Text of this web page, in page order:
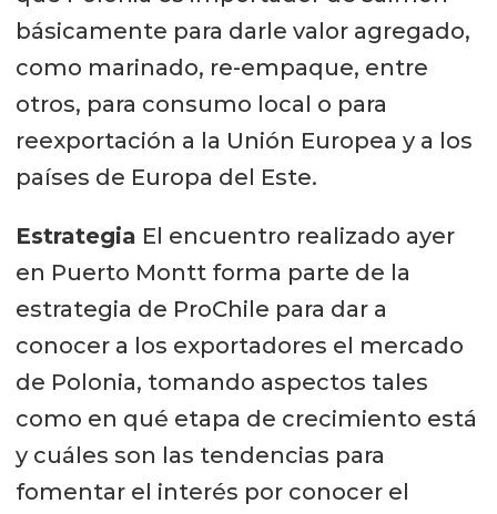
básicamente para darle valor agregado,
como marinado, re-empaque, entre
otros, para consumo local o para
reexportación a la Unión Europea y a los
países de Europa del Este.
Estrategia El encuentro realizado ayer
en Puerto Montt forma parte de la
estrategia de ProChile para dar a
conocer a los exportadores el mercado
de Polonia, tomando aspectos tales
como en qué etapa de crecimiento está
y cuáles son las tendencias para
fomentar el interés por conocer el